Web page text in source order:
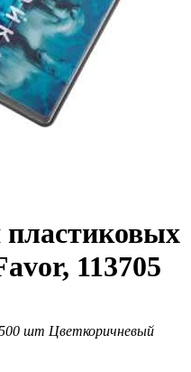
пластиковых
113705
шт Цветкоричневый